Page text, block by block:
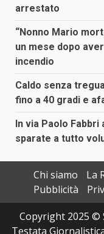
arrestato
“Nonno Mario
un mese dopo
incendio
Caldo senza
fino a 40 gradi e
In via Paolo Fabbri
sparate a tutto
Chi siamo
La
Pubblicità
Copyright 2025 ©
Testata